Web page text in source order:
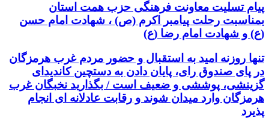
پیام تسلیت معاونت فرهنگی حزب همت استان
بمناسبت رحلت پیامبر اکرم (ص) ، شهادت امام حسن
(ع) و شهادت امام رضا (ع)
تنها روزنه امید به استقبال و حضور مردم غرب هرمزگان
در پای صندوق رای، پایان دادن به دستچین کاندیدای
گزینشی، پوششی و ضعیف است / بگذارید نخبگان غرب
هرمزگان وارد میدان شوند و رقابت عادلانه ای انجام
پذیرد